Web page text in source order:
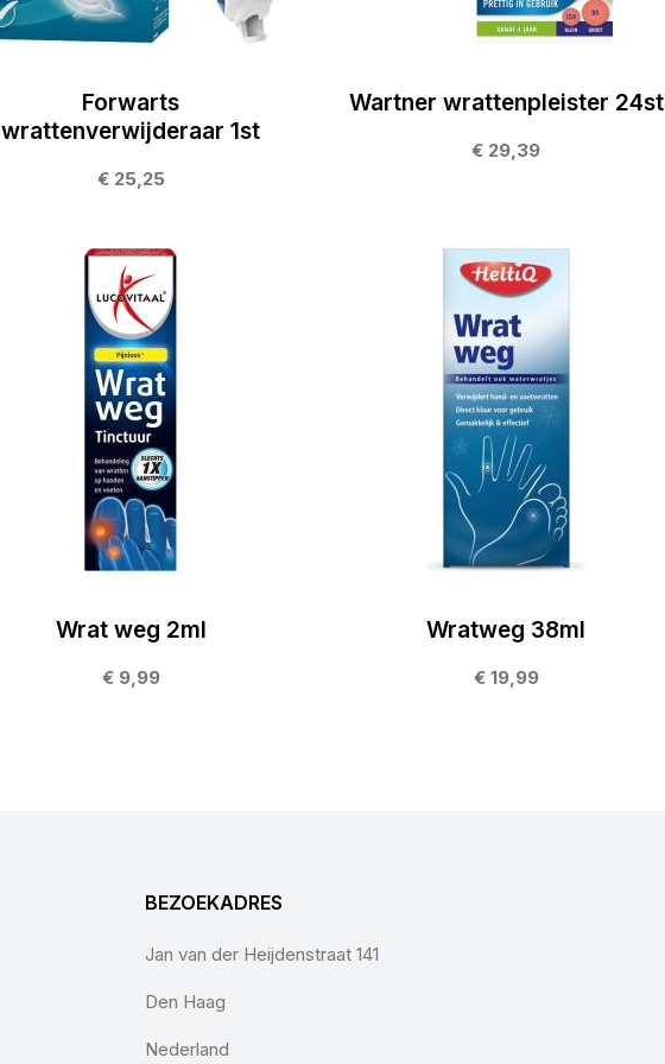
Forwarts
wrattenverwijderaar 1st
€ 25,25
Wartner wrattenpleister 24st
€ 29,39
Wrat weg 2ml
€ 9,99
Wratweg 38ml
€ 19,99
BEZOEKADRES
Jan van der Heijdenstraat 141
Den Haag
Nederland